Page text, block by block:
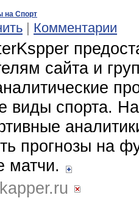
на Спорт
| Комментарии
сайта и
виды спорта.
прогнозы на
матчи.